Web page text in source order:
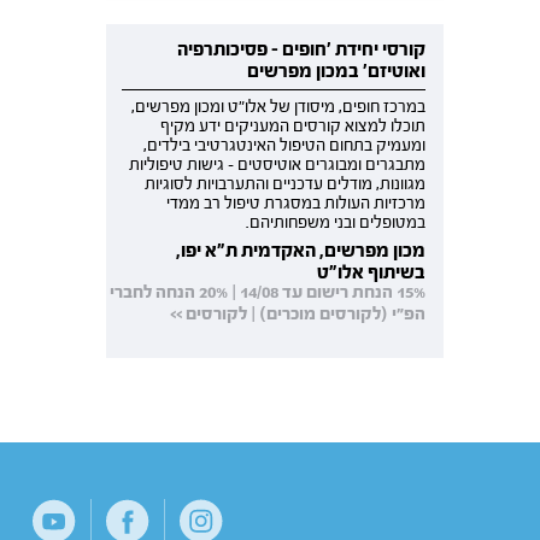
קורסי יחידת 'חופים - פסיכותרפיה
ואוטיזם' במכון מפרשים
במרכז חופים, מיסודן של אלו"ט ומכון מפרשים,
תוכלו למצוא קורסים המעניקים ידע מקיף
ומעמיק בתחום הטיפול האינטגרטיבי בילדים,
מתבגרים ומבוגרים אוטיסטים - גישות טיפוליות
מגוונות, מודלים עדכניים והתערבויות לסוגיות
מרכזיות העולות במסגרת טיפול רב ממדי
במטופלים ובני משפחותיהם.
מכון מפרשים, האקדמית ת"א יפו,
בשיתוף אלו"ט
15% הנחת רישום עד 14/08 | 20% הנחה לחברי
הפ"י (לקורסים מוכרים) | לקורסים >>